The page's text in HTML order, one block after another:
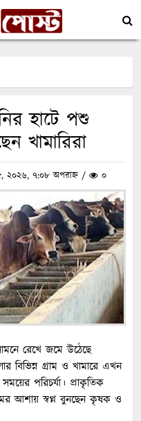
হাটে পশু
খামারিরা
২০২৬, ৭:০৮ অপরাহ্ন / ০
রেখে জমে উঠেছে
বিভিন্ন গ্রাম ও খামারে এখন
পরিচর্যা। প্রাকৃতিক
আশায় স্বপ্ন বুনছেন কৃষক ও